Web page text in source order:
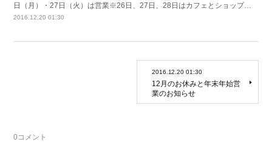
日（月）・27日（火）は営業※26日、27日、28日はカフェとショップ…
2016.12.20 01:30
2016.12.20 01:30
12月のお休みと年末年始営
業のお知らせ
0コメント